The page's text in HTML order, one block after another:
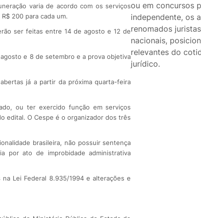
varia de acordo com os serviços
200 para cada um.
ser feitas entre 14 de agosto e 12 de
e 8 de setembro e a prova objetiva
já a partir da próxima quarta-feira
ou ter exercido função em serviços
edital. O Cespe é o organizador dos três
brasileira, não possuir sentença
por ato de improbidade administrativa
Lei Federal 8.935/1994 e alterações e
ou em concursos
independente, os
renomados
nacionais,
relevantes do
jurídico.